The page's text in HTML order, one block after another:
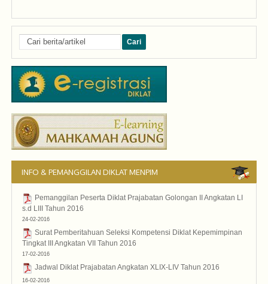
INFO & PEMANGGILAN DIKLAT MENPIM
Pemanggilan Peserta Diklat Prajabatan Golongan II Angkatan LI
s.d LIII Tahun 2016
24-02-2016
Surat Pemberitahuan Seleksi Kompetensi Diklat Kepemimpinan
Tingkat III Angkatan VII Tahun 2016
17-02-2016
Jadwal Diklat Prajabatan Angkatan XLIX-LIV Tahun 2016
16-02-2016